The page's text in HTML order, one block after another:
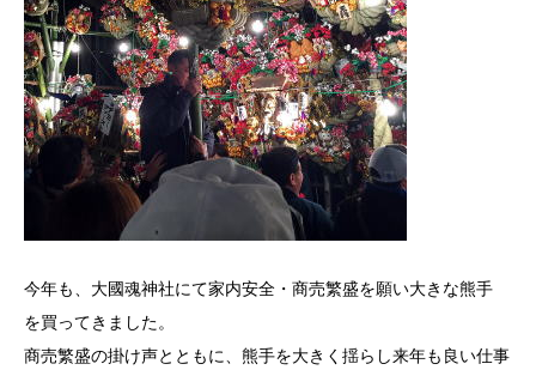
今年も、大國魂神社にて家内安全・商売繁盛を願い大きな熊手
を買ってきました。
商売繁盛の掛け声とともに、熊手を大きく揺らし来年も良い仕事